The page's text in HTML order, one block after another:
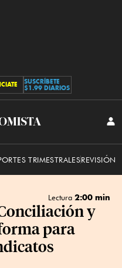
SUSCRÍBETE
$1.99 DIARIOS
TRIMESTRALESREVISIÓN
Lectura 2:00 min
y
para